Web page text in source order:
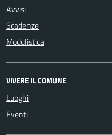
Avvisi
Scadenze
Modulistica
VIVERE IL COMUNE
Luoghi
Eventi